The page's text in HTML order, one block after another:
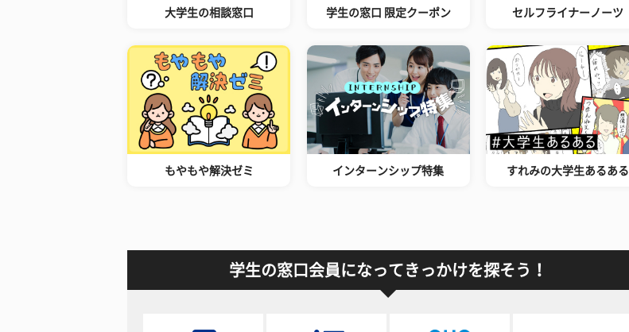
大学生の相談窓口 学生の窓口 限定クーポン セルフライナーノーツ
もやもや解決ゼミ インターンシップ特集 すれみの大学生あるある
学生の窓口会員になってきっかけを探そう！